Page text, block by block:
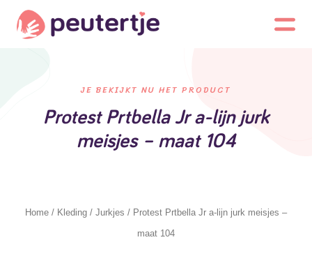
JE BEKIJKT NU HET PRODUCT
Protest Prtbella Jr a-lijn jurk
meisjes – maat 104
Home / Kleding / Jurkjes / Protest Prtbella Jr a-lijn jurk meisjes –
maat 104